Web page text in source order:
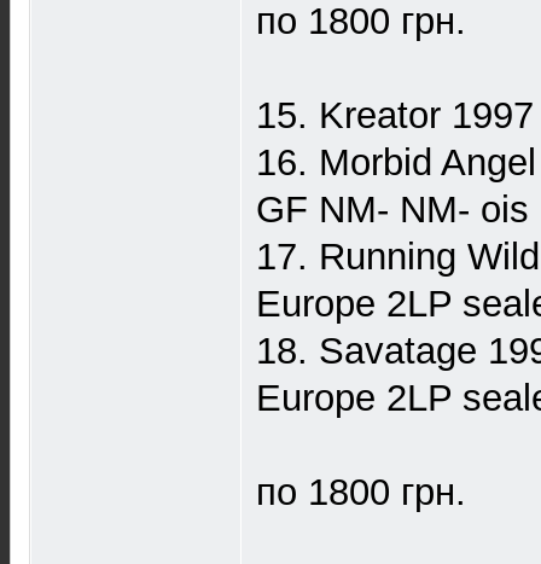
по 1800 грн.
15. Kreator
16. Morbid
GF NM- NM- ois
17. Running
Europe 2LP
18. Savatage
Europe 2LP
по 1800 грн.